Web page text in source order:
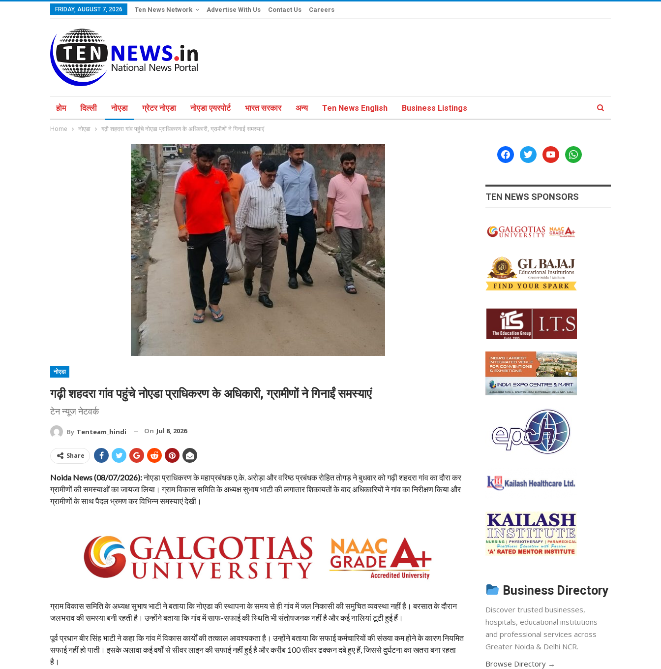
FRIDAY, AUGUST 7, 2026 Ten News Network Advertise With Us Contact Us Careers
होम दिल्ली नोएडा ग्रेटर नोएडा नोएडा एयरपोर्ट भारत सरकार अन्य Ten News English Business Listings
Home नोएडा गढ़ी शहदरा गांव पहुंचे नोएडा प्राधिकरण के अधिकारी, ग्रामीणों ने गिनाईं समस्याएं
नोएडा
गढ़ी शहदरा गांव पहुंचे नोएडा प्राधिकरण के अधिकारी, ग्रामीणों ने गिनाईं समस्याएं
टेन न्यूज नेटवर्क
By Tenteam_hindi On Jul 8, 2026
Share
Noida News (08/07/2026):नोएडा प्राधिकरण के महाप्रबंधक ए.के. अरोड़ा और वरिष्ठ प्रबंधक रोहित तोगड़ ने बुधवार को गढ़ी शहदरा गांव का दौरा कर
ग्रामीणों की समस्याओं का जायजा लिया। ग्राम विकास समिति के अध्यक्ष सुभाष भाटी की लगातार शिकायतों के बाद अधिकारियों ने गांव का निरीक्षण किया और
ग्रामीणों के साथ पैदल भ्रमण कर विभिन्न समस्याएं देखीं।
ग्राम विकास समिति के अध्यक्ष सुभाष भाटी ने बताया कि नोएडा की स्थापना के समय से ही गांव में जल निकासी की समुचित व्यवस्था नहीं है। बरसात के दौरान
जलभराव की समस्या बनी रहती है। उन्होंने बताया कि गांव में साफ-सफाई की स्थिति भी संतोषजनक नहीं है और कई नालियां टूटी हुई हैं।
पूर्व प्रधान बीर सिंह भाटी ने कहा कि गांव में विकास कार्यों की तत्काल आवश्यकता है। उन्होंने बताया कि सफाई कर्मचारियों की संख्या कम होने के कारण नियमित
सफाई नहीं हो पाती। इसके अलावा कई वर्षों से सीवर लाइन की सफाई नहीं हुई है और करीब 100 सीवर ढक्कन दबे हुए हैं, जिससे दुर्घटना का खतरा बना रहता
है।
facebooktwitteryoutubewhatsapp
TEN NEWS SPONSORS
Business Directory
Discover trusted businesses,
hospitals, educational institutions
and professional services across
Greater Noida & Delhi NCR.
Browse Directory →